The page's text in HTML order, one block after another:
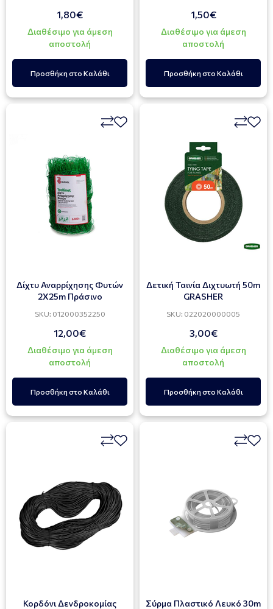
1,80€
Διαθέσιμο για άμεση
αποστολή
Προσθήκη στο Καλάθι
1,50€
Διαθέσιμο για άμεση
αποστολή
Προσθήκη στο Καλάθι
Δίχτυ Αναρρίχησης Φυτών
2Χ25m Πράσινο
SKU: 012000352250
12,00€
Διαθέσιμο για άμεση
αποστολή
Προσθήκη στο Καλάθι
Δετική Ταινία Διχτυωτή 50m
GRASHER
SKU: 022020000005
3,00€
Διαθέσιμο για άμεση
αποστολή
Προσθήκη στο Καλάθι
Κορδόνι Δενδροκομίας
Σύρμα Πλαστικό Λευκό 30m